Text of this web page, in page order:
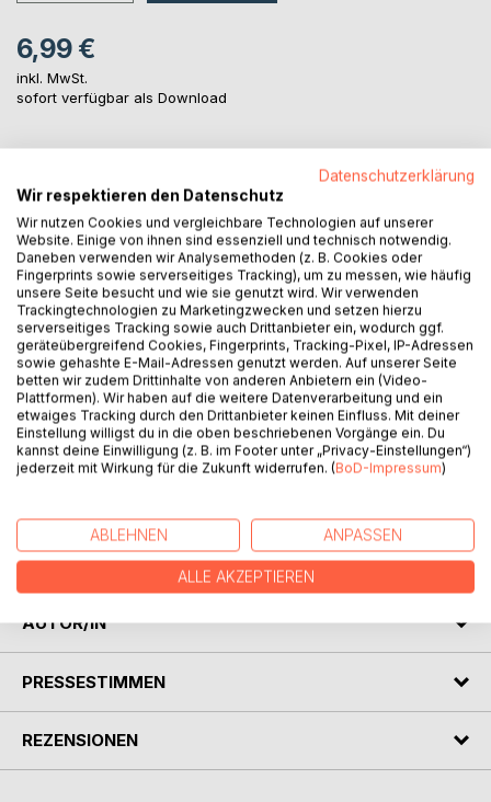
6,99 €
inkl. MwSt.
sofort verfügbar als Download
Auf die Merkliste
Titel bewerten
BESCHREIBUNG
und Tiefen des Lebens – prägnant, berührend,
bereichernd. Aphorismen für den Augenblick, aus
konkreten Erfahrungen und Erkenntnissen geschöpft.
AUTOR/IN
PRESSESTIMMEN
REZENSIONEN
Datenschutzerklärung
Wir respektieren den Datenschutz
Wir nutzen Cookies und vergleichbare Technologien auf unserer
Website. Einige von ihnen sind essenziell und technisch notwendig.
Daneben verwenden wir Analysemethoden (z. B. Cookies oder
Fingerprints sowie serverseitiges Tracking), um zu messen, wie häufig
unsere Seite besucht und wie sie genutzt wird. Wir verwenden
Trackingtechnologien zu Marketingzwecken und setzen hierzu
serverseitiges Tracking sowie auch Drittanbieter ein, wodurch ggf.
geräteübergreifend Cookies, Fingerprints, Tracking-Pixel, IP-Adressen
sowie gehashte E-Mail-Adressen genutzt werden. Auf unserer Seite
betten wir zudem Drittinhalte von anderen Anbietern ein (Video-
Plattformen). Wir haben auf die weitere Datenverarbeitung und ein
etwaiges Tracking durch den Drittanbieter keinen Einfluss. Mit deiner
Einstellung willigst du in die oben beschriebenen Vorgänge ein. Du
kannst deine Einwilligung (z. B. im Footer unter „Privacy-Einstellungen“)
jederzeit mit Wirkung für die Zukunft widerrufen. (BoD-Impressum)
ABLEHNEN ANPASSEN
ALLE AKZEPTIEREN